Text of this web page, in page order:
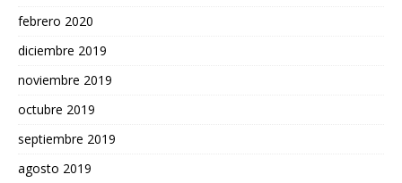
febrero 2020
diciembre 2019
noviembre 2019
octubre 2019
septiembre 2019
agosto 2019